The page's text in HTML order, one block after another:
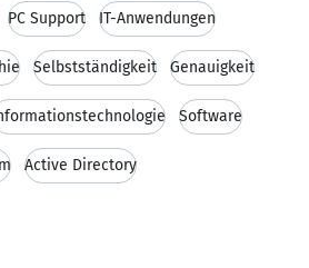
PC Support IT-Anwendungen
Selbstständigkeit Genauigkeit
Software
Active Directory